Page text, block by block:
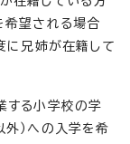
希望される場合
に兄姉が在籍して
する小学校の学
）への入学を希